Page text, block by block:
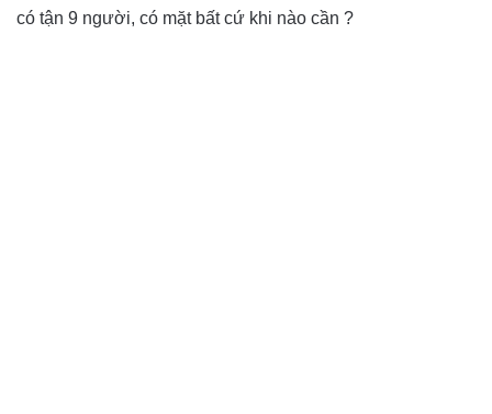
có tận 9 người, có mặt bất cứ khi nào cần ?